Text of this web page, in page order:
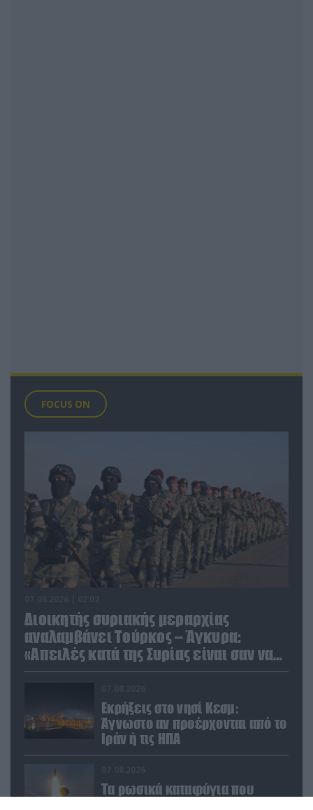
FOCUS ON
Διοικητής συριακής μεραρχίας
αναλαμβάνει Τούρκος – Άγκυρα:
«Απειλές κατά της Συρίας είναι σαν να
απειλούν εμάς»
Εκρήξεις στο νησί Κεσμ:
Άγνωστο αν προέρχονται από το
Ιράν ή τις ΗΠΑ
Τα ρωσικά καταφύγια που